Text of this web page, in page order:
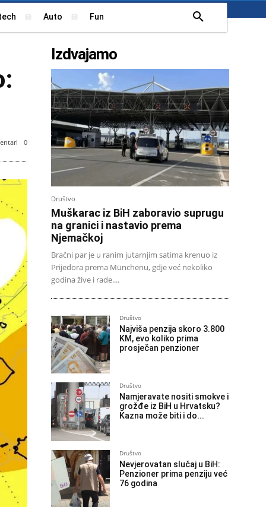
Auto Fun
0
Izdvajamo
Društvo
Muškarac iz BiH zaboravio suprugu
na granici i nastavio prema
Njemačkoj
Bračni par je u ranim jutarnjim satima krenuo iz
Prijedora prema Münchenu, gdje već nekoliko
godina žive i rade....
Društvo
Najviša penzija skoro 3.800
KM, evo koliko prima
prosječan penzioner
Društvo
Namjeravate nositi smokve i
grožđe iz BiH u Hrvatsku?
Kazna može biti i do...
Društvo
Nevjerovatan slučaj u BiH:
Penzioner prima penziju već
76 godina